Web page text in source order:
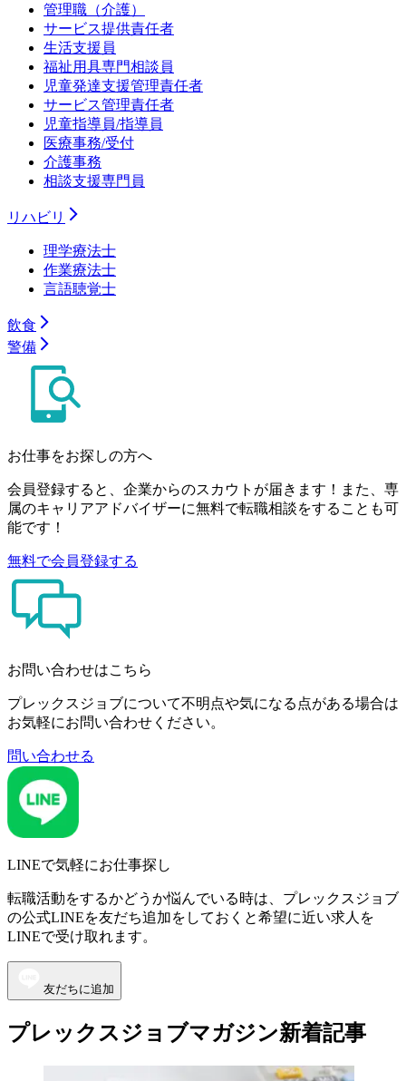
管理職（介護）
サービス提供責任者
生活支援員
福祉用具専門相談員
児童発達支援管理責任者
サービス管理責任者
児童指導員/指導員
医療事務/受付
介護事務
相談支援専門員
リハビリ
理学療法士
作業療法士
言語聴覚士
飲食
警備
お仕事をお探しの方へ
会員登録すると、企業からのスカウトが届きます！また、専
属のキャリアアドバイザーに無料で転職相談をすることも可
能です！
無料で会員登録する
お問い合わせはこちら
プレックスジョブについて不明点や気になる点がある場合は
お気軽にお問い合わせください。
問い合わせる
LINEで気軽にお仕事探し
転職活動をするかどうか悩んでいる時は、プレックスジョブ
の公式LINEを友だち追加をしておくと希望に近い求人を
LINEで受け取れます。
友だちに追加
プレックスジョブマガジン新着記事